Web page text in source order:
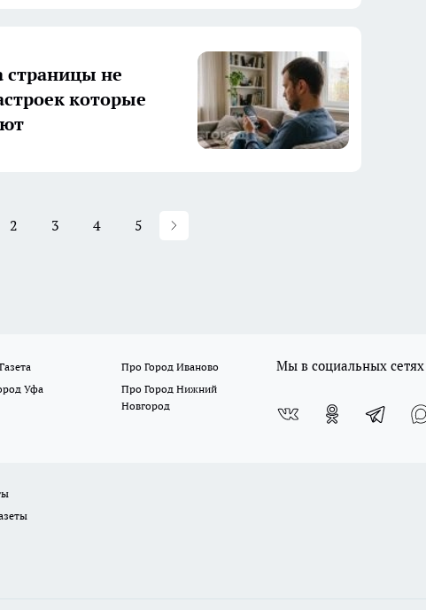
страницы не
которые
2 3 4 5
Про Город Иваново
Уфа
Про Город Нижний
Новгород
Мы в социальных сетях